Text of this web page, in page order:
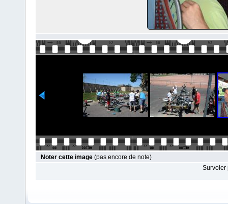
Noter cette image (pas encore de note)
Survoler